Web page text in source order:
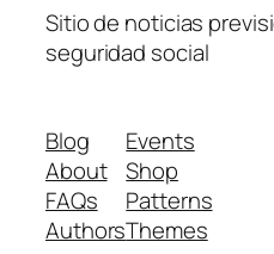
Sitio de noticias
seguridad social
Blog
About
FAQs
Authors
Events
Shop
Patterns
Themes